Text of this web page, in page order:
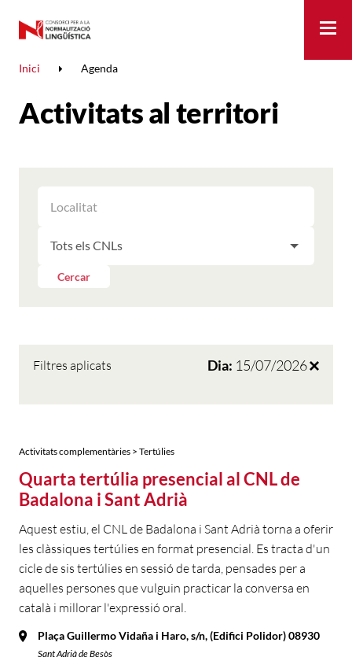
Inici Agenda
Activitats al territori
ELS
RESULTATS
LES
PER
LES
Cercar
Filtres aplicats Dia: 15/07/2026
Activitats complementàries > Tertúlies
Quarta tertúlia presencial al CNL de
Badalona i Sant Adrià
Aquest estiu, el CNL de Badalona i Sant Adrià torna a oferir
les clàssiques tertúlies en format presencial. Es tracta d'un
cicle de sis tertúlies en sessió de tarda, pensades per a
aquelles persones que vulguin practicar la conversa en
català i millorar l'expressió oral.
Plaça Guillermo Vidaña i Haro, s/n, (Edifici Polidor) 08930
Sant Adrià de Besòs